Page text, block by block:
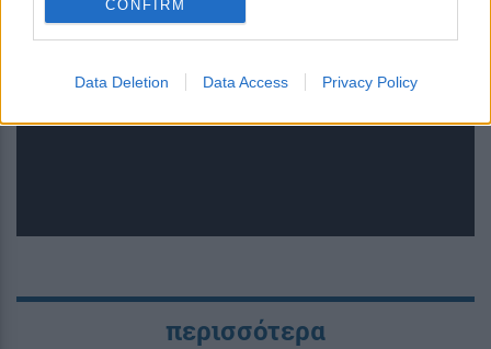
CONFIRM
Data Deletion Data Access Privacy Policy
ανοίγει τον δρόμο για πειράματα
περισσότερα